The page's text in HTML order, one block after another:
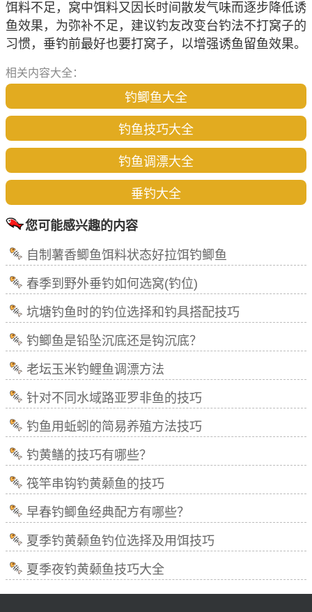
饵料不足，窝中饵料又因长时间散发气味而逐步降低诱
鱼效果，为弥补不足，建议钓友改变台钓法不打窝子的
习惯，垂钓前最好也要打窝子，以增强诱鱼留鱼效果。
相关内容大全：
钓鲫鱼大全
钓鱼技巧大全
钓鱼调漂大全
垂钓大全
您可能感兴趣的内容
自制薯香鲫鱼饵料状态好拉饵钓鲫鱼
春季到野外垂钓如何选窝(钓位)
坑塘钓鱼时的钓位选择和钓具搭配技巧
钓鲫鱼是铅坠沉底还是钩沉底？
老坛玉米钓鲤鱼调漂方法
针对不同水域路亚罗非鱼的技巧
钓鱼用蚯蚓的简易养殖方法技巧
钓黄鳝的技巧有哪些？
筏竿串钩钓黄颡鱼的技巧
早春钓鲫鱼经典配方有哪些？
夏季钓黄颡鱼钓位选择及用饵技巧
夏季夜钓黄颡鱼技巧大全